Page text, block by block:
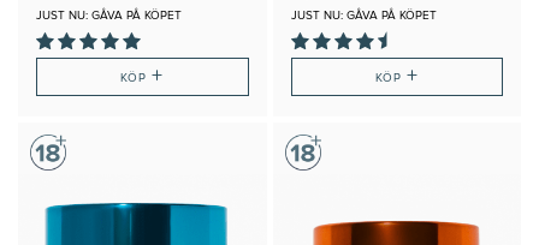
JUST NU: GÅVA PÅ KÖPET
KÖP+
JUST NU: GÅVA PÅ KÖPET
KÖP +